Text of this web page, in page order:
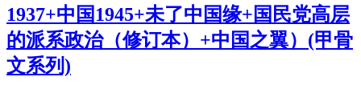
1937+中国1945+未了中国缘+国民党高层
的派系政治（修订本）+中国之翼）(甲骨
文系列)